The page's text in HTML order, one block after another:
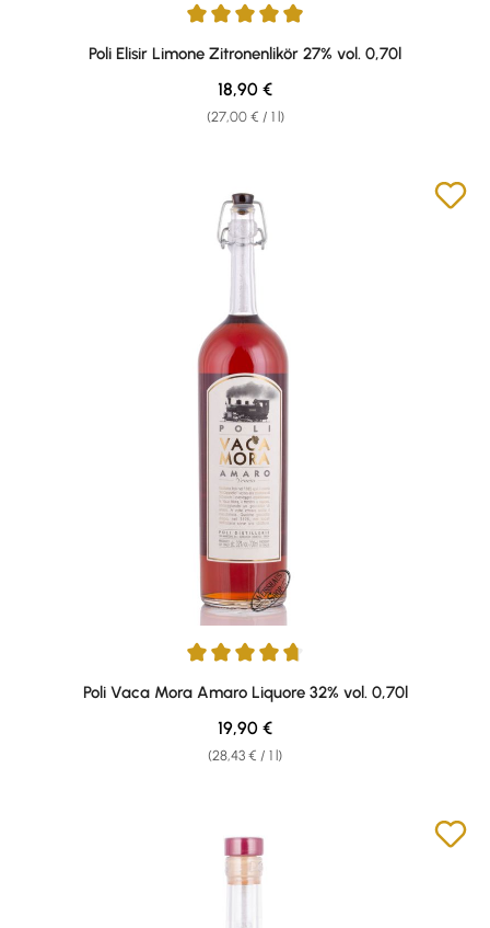
Average rating of 4.88 out of 5 stars
Poli Elisir Limone Zitronenlikör 27% vol. 0,70l
(27,00 € / 1 l)
Regular price:
18,90 €
Average rating of 4.78 out of 5 stars
Poli Vaca Mora Amaro Liquore 32% vol. 0,70l
(28,43 € / 1 l)
Regular price:
19,90 €